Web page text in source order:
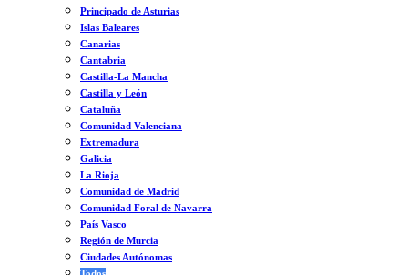
Principado de Asturias
Islas Baleares
Canarias
Cantabria
Castilla-La Mancha
Castilla y León
Cataluña
Comunidad Valenciana
Extremadura
Galicia
La Rioja
Comunidad de Madrid
Comunidad Foral de Navarra
País Vasco
Región de Murcia
Ciudades Autónomas